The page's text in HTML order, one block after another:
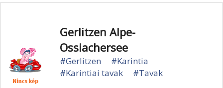
Gerlitzen Alpe-
Ossiachersee
#Gerlitzen
#Karintia
#Karintiai tavak
#Tavak